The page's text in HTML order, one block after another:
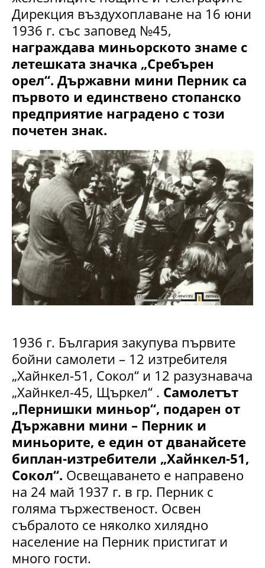
Дирекция въздухоплаване на 16 юни
1936 г. със заповед №45,
награждава миньорското знаме с
летешката значка „Сребърен
орел“. Държавни мини Перник са
първото и единствено стопанско
предприятие наградено с този
почетен знак.
1936 г. България закупува първите
бойни самолети – 12 изтребителя
„Хайнкел-51, Сокол“ и 12 разузнавача
„Хайнкел-45, Щъркел“ . Самолетът
„Пернишки миньор“, подарен от
Държавни мини – Перник и
миньорите, е един от дванайсете
биплан-изтребители „Хайнкел-51,
Сокол“. Освещаването е направено
на 24 май 1937 г. в гр. Перник с
голяма тържественост. Освен
събралото се няколко хилядно
население на Перник пристигат и
много гости.